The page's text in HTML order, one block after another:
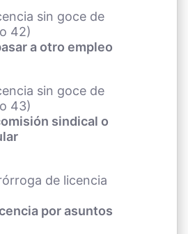
sin goce de
42)
a otro empleo
sin goce de
43)
sindical o
de licencia
por asuntos